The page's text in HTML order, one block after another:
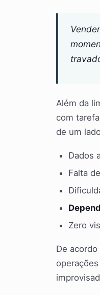
Além da
com
de um
Dados
Falta
Zero
De